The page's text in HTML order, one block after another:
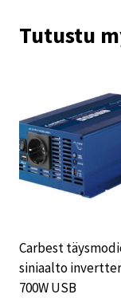
Tutustu
Carbest
siniaalto
700W USB